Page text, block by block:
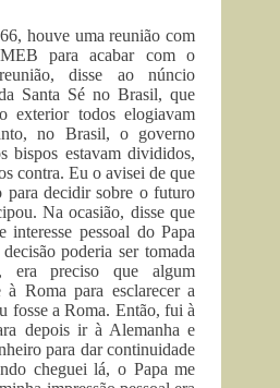
houve uma reunião com
para acabar com o
disse ao núncio
Santa Sé no Brasil, que
exterior todos elogiavam
no Brasil, o governo
bispos estavam divididos,
contra. Eu o avisei de que
para decidir sobre o futuro
Na ocasião, disse que
pessoal do Papa
poderia ser tomada
era preciso que algum
Roma para esclarecer a
fosse a Roma. Então, fui à
depois ir à Alemanha e
para dar continuidade
cheguei lá, o Papa me